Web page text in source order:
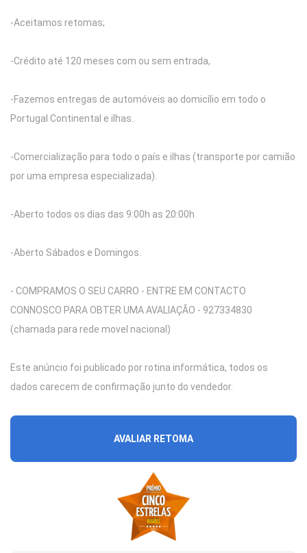
-Aceitamos retomas;
-Crédito até 120 meses com ou sem entrada,
-Fazemos entregas de automóveis ao domicílio em todo o
Portugal Continental e ilhas.
-Comercialização para todo o país e ilhas (transporte por camião
por uma empresa especializada).
-Aberto todos os dias das 9:00h as 20:00h
-Aberto Sábados e Domingos.
- COMPRAMOS O SEU CARRO - ENTRE EM CONTACTO
CONNOSCO PARA OBTER UMA AVALIAÇÃO - 927334830
(chamada para rede movel nacional)
Este anúncio foi publicado por rotina informática, todos os
dados carecem de confirmação junto do vendedor.
AVALIAR RETOMA